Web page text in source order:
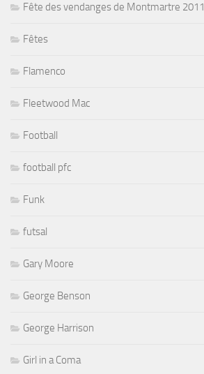
Fête des vendanges de Montmartre 2011
Fêtes
Flamenco
Fleetwood Mac
Football
football pfc
Funk
futsal
Gary Moore
George Benson
George Harrison
Girl in a Coma